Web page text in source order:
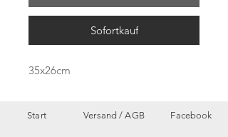
Sofortkauf
35x26cm
Start Versand /AGB Facebook